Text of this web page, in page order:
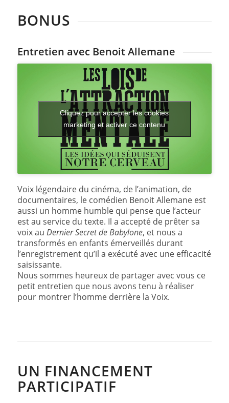
BONUS
Entretien avec Benoit Allemane
Cliquez pour accepter les cookies
marketing et activer ce contenu
Voix légendaire du cinéma, de l’animation, de
documentaires, le comédien Benoit Allemane est
aussi un homme humble qui pense que l’acteur
est au service du texte. Il a accepté de prêter sa
voix au Dernier Secret de Babylone, et nous a
transformés en enfants émerveillés durant
l’enregistrement qu’il a exécuté avec une efficacité
saisissante.
Nous sommes heureux de partager avec vous ce
petit entretien que nous avons tenu à réaliser
pour montrer l’homme derrière la Voix.
UN FINANCEMENT
PARTICIPATIF